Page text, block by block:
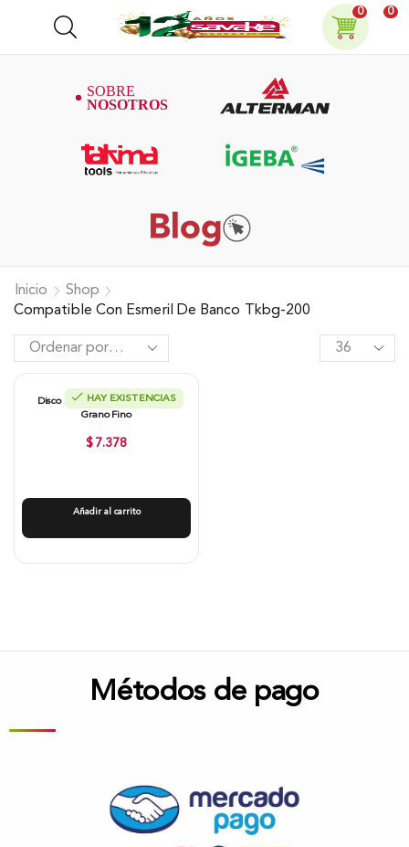
0 0
Inicio
Shop
Compatible Con Esmeril De Banco Tkbg-200
HAY EXISTENCIAS
Disco Para Esmeril de Banco 8″
Grano Fino
$ 7.378
Añadir al carrito
Métodos de pago